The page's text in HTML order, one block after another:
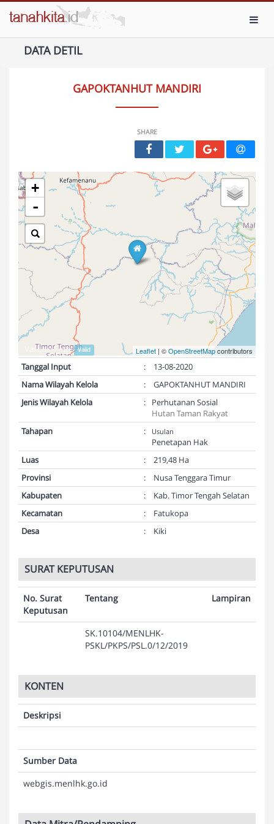
DATA DETIL
GAPOKTANHUT MANDIRI
SHARE
+
-
Leaflet | ©OpenStreetMapcontributors
Validasi Peta: Valid
Tanggal Input :
13-08-2020
Nama Wilayah Kelola
:
GAPOKTANHUT MANDIRI
Jenis Wilayah Kelola
:
Perhutanan Sosial
Hutan Taman Rakyat
Tahapan
: Usulan
Penetapan Hak
Luas
:
219,48 Ha
Provinsi
:
Nusa Tenggara Timur
Kabupaten
:
Kab. Timor Tengah Selatan
Kecamatan
:
Fatukopa
Desa
: Kiki
SURAT KEPUTUSAN
No. Surat
Keputusan
Tentang Lampiran
SK.10104/MENLHK-
PSKL/PKPS/PSL.0/12/2019
KONTEN
Deskripsi
Sumber Data
webgis.menlhk.go.id